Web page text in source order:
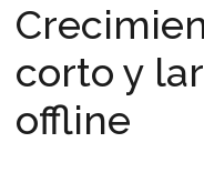
corto y
offline